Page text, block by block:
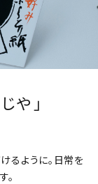
や」
るように。 日常を
。